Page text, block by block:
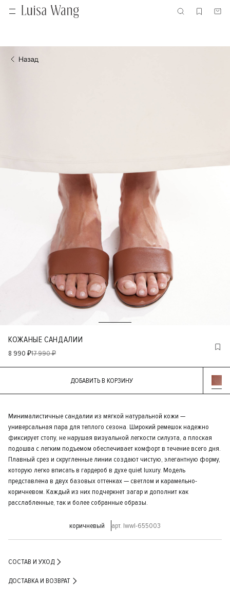
КОЖАНЫЕ САНДАЛИИ
8 990 ₽17 990 ₽
ДОБАВИТЬ В КОРЗИНУ
Минималистичные сандалии из мягкой натуральной кожи —
универсальная пара для теплого сезона. Широкий ремешок надежно
фиксирует стопу, не нарушая визуальной легкости силуэта, а плоская
подошва с легким подъемом обеспечивает комфорт в течение всего дня.
Плавный срез и скругленные линии создают чистую, элегантную форму,
которую легко вписать в гардероб в духе quiet luxury. Модель
представлена в двух базовых оттенках — светлом и карамельно-
коричневом. Каждый из них подчеркнет загар и дополнит как
расслабленные, так и более собранные образы.
коричневый арт. lwwl-655003
СОСТАВ И УХОД
ДОСТАВКА И ВОЗВРАТ